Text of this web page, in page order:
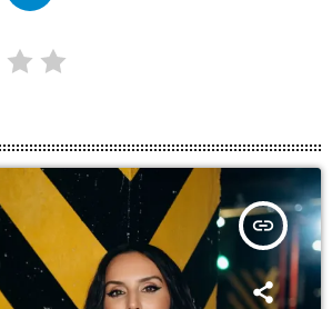
insert_link